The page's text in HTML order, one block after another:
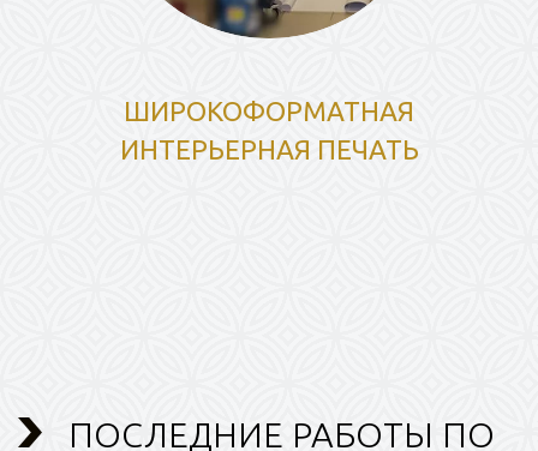
ШИРОКОФОРМАТНАЯ
ИНТЕРЬЕРНАЯ ПЕЧАТЬ
ПОСЛЕДНИЕ РАБОТЫ ПО